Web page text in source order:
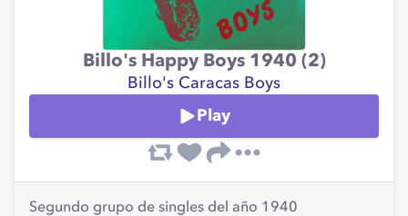
Billo's Happy Boys 1940 (2)
Billo's Caracas Boys
Play
Segundo grupo de singles del año 1940